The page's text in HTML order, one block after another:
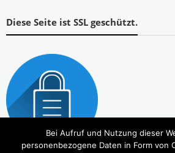
Diese Seite ist SSL geschützt.
Bei Aufruf und Nutzung dieser
personenbezogene Daten in Form von